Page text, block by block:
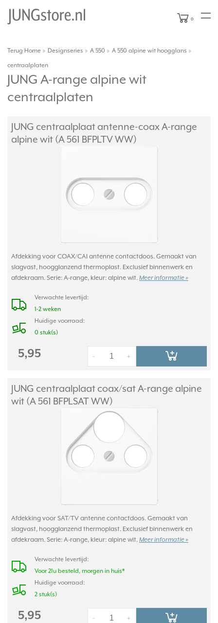
0
Terug Home Designseries A 550 A 550 alpine wit hoogglans
centraalplaten
JUNG A-range alpine wit
centraalplaten
JUNG centraalplaat antenne-coax A-range
alpine wit (A 561 BFPLTV WW)
Afdekking voor COAX/CAI antenne contactdoos. Gemaakt van
slagvast, hoogglanzend thermoplast. Exclusief binnenwerk en
afdekraam. Serie: A-range, kleur: alpine wit. Meer informatie »
Verwachte levertijd:
1-2 weken
Huidige voorraad:
0 stuk(s)
5,95 +
-
JUNG centraalplaat coax/sat A-range alpine
wit (A 561 BFPLSAT WW)
Afdekking voor SAT/TV antenne contactdoos. Gemaakt van
slagvast, hoogglanzend thermoplast. Exclusief binnenwerk en
afdekraam. Serie: A-range, kleur: alpine wit. Meer informatie »
Verwachte levertijd:
Voor 21u besteld, morgen in huis*
Huidige voorraad:
2 stuk(s)
5,95 +
-